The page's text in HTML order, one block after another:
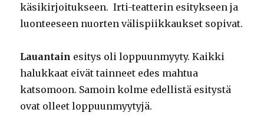
käsikirjoitukseen. Irti-teatterin esitykseen ja
luonteeseen nuorten välispiikkaukset sopivat.
Lauantain esitys oli loppuunmyyty. Kaikki
halukkaat eivät tainneet edes mahtua
katsomoon. Samoin kolme edellistä esitystä
ovat olleet loppuunmyytyjä.